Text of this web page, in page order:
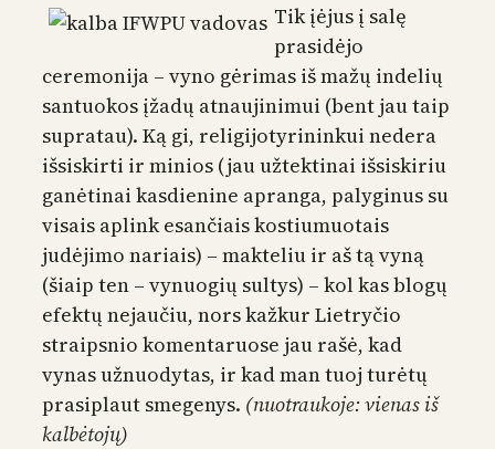
Tik įėjus į salę
prasidėjo
ceremonija – vyno gėrimas iš mažų indelių
santuokos įžadų atnaujinimui (bent jau taip
supratau). Ką gi, religijotyrininkui nedera
išsiskirti ir minios (jau užtektinai išsiskiriu
ganėtinai kasdienine apranga, palyginus su
visais aplink esančiais kostiumuotais
judėjimo nariais) – makteliu ir aš tą vyną
(šiaip ten – vynuogių sultys) – kol kas blogų
efektų nejaučiu, nors kažkur Lietryčio
straipsnio komentaruose jau rašė, kad
vynas užnuodytas, ir kad man tuoj turėtų
prasiplaut smegenys. (nuotraukoje: vienas iš
kalbėtojų)